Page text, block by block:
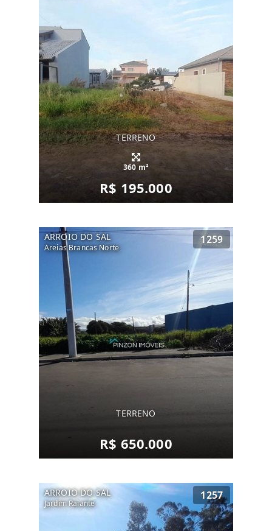
TERRENO
360 m²
R$ 195.000
ARROIO DO SAL
Areias Brancas Norte
1259
TERRENO
R$ 650.000
ARROIO DO SAL
Jardim Raiante
1257